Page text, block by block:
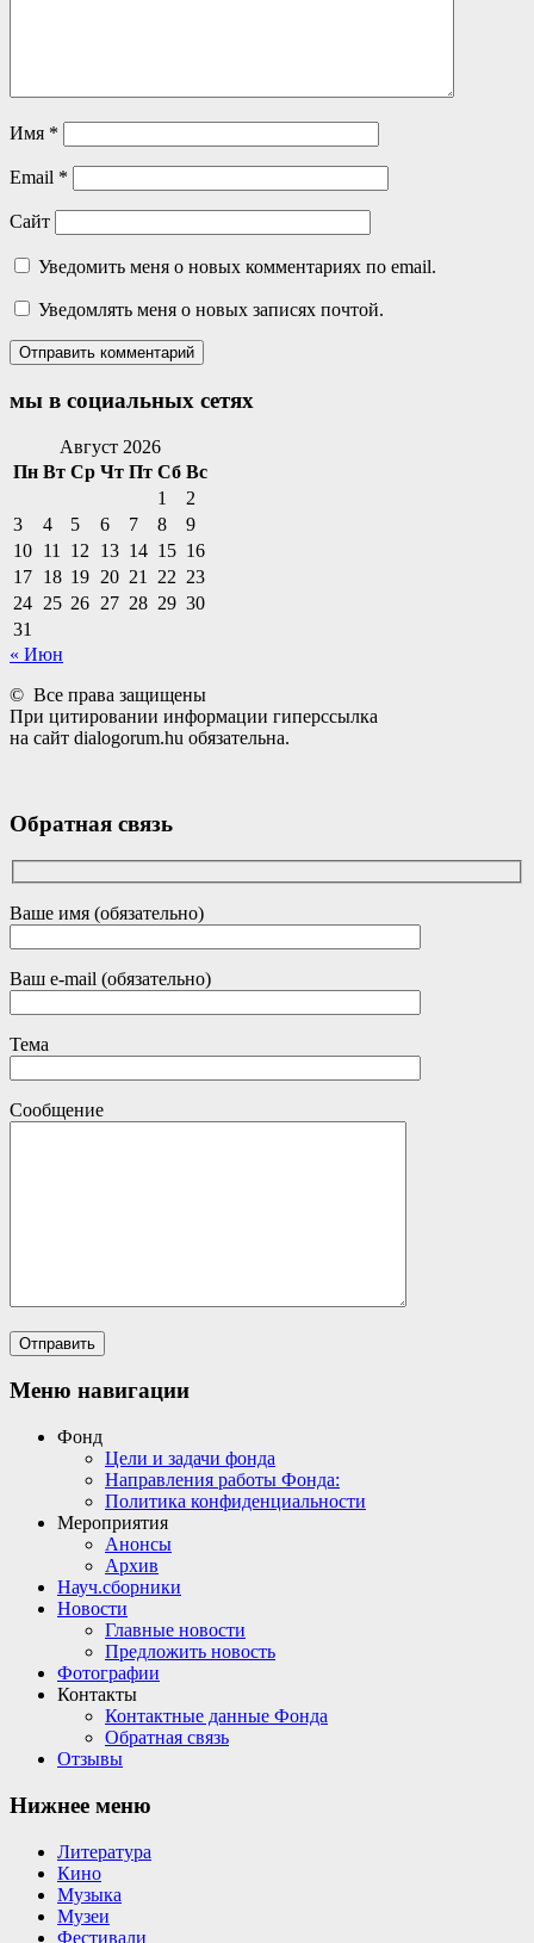
Имя *
Email *
Сайт
Уведомить меня о новых комментариях по email.
Уведомлять меня о новых записях почтой.
мы в социальных сетях
Facebook
Instagram
VKontakte
ТелефонАвгуст 2026
Пн Вт Ср Чт Пт Сб Вс
1
2
3
4 5 6 7 8
9
10 11 12 13 14 15 16
17 18 19 20 21 22 23
24 25 26 27 28 29 30
31
« Июн
© Все права защищены
При цитировании информации гиперссылка
на сайт dialogorum.hu обязательна.
Обратная связь
Ваше имя (обязательно)
Ваш e-mail (обязательно)
Тема
Сообщение
Меню навигации
Фонд
Цели и задачи фонда
Направления работы Фонда:
Политика конфиденциальности
Мероприятия
Анонсы
Архив
Науч.сборники
Новости
Главные новости
Предложить новость
Фотографии
Контакты
Контактные данные Фонда
Обратная связь
Отзывы
Нижнее меню
Литература
Кино
Музыка
Музеи
Фестивали